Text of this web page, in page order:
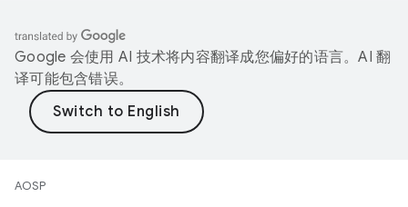
Google 会使用 AI 技术将内容翻译成您偏好的语言。AI 翻
译可能包含错误。
AOSP